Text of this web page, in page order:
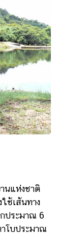
นแห่งชาติ
ช้เส้นทาง
ประมาณ 6
าโบประมาณ